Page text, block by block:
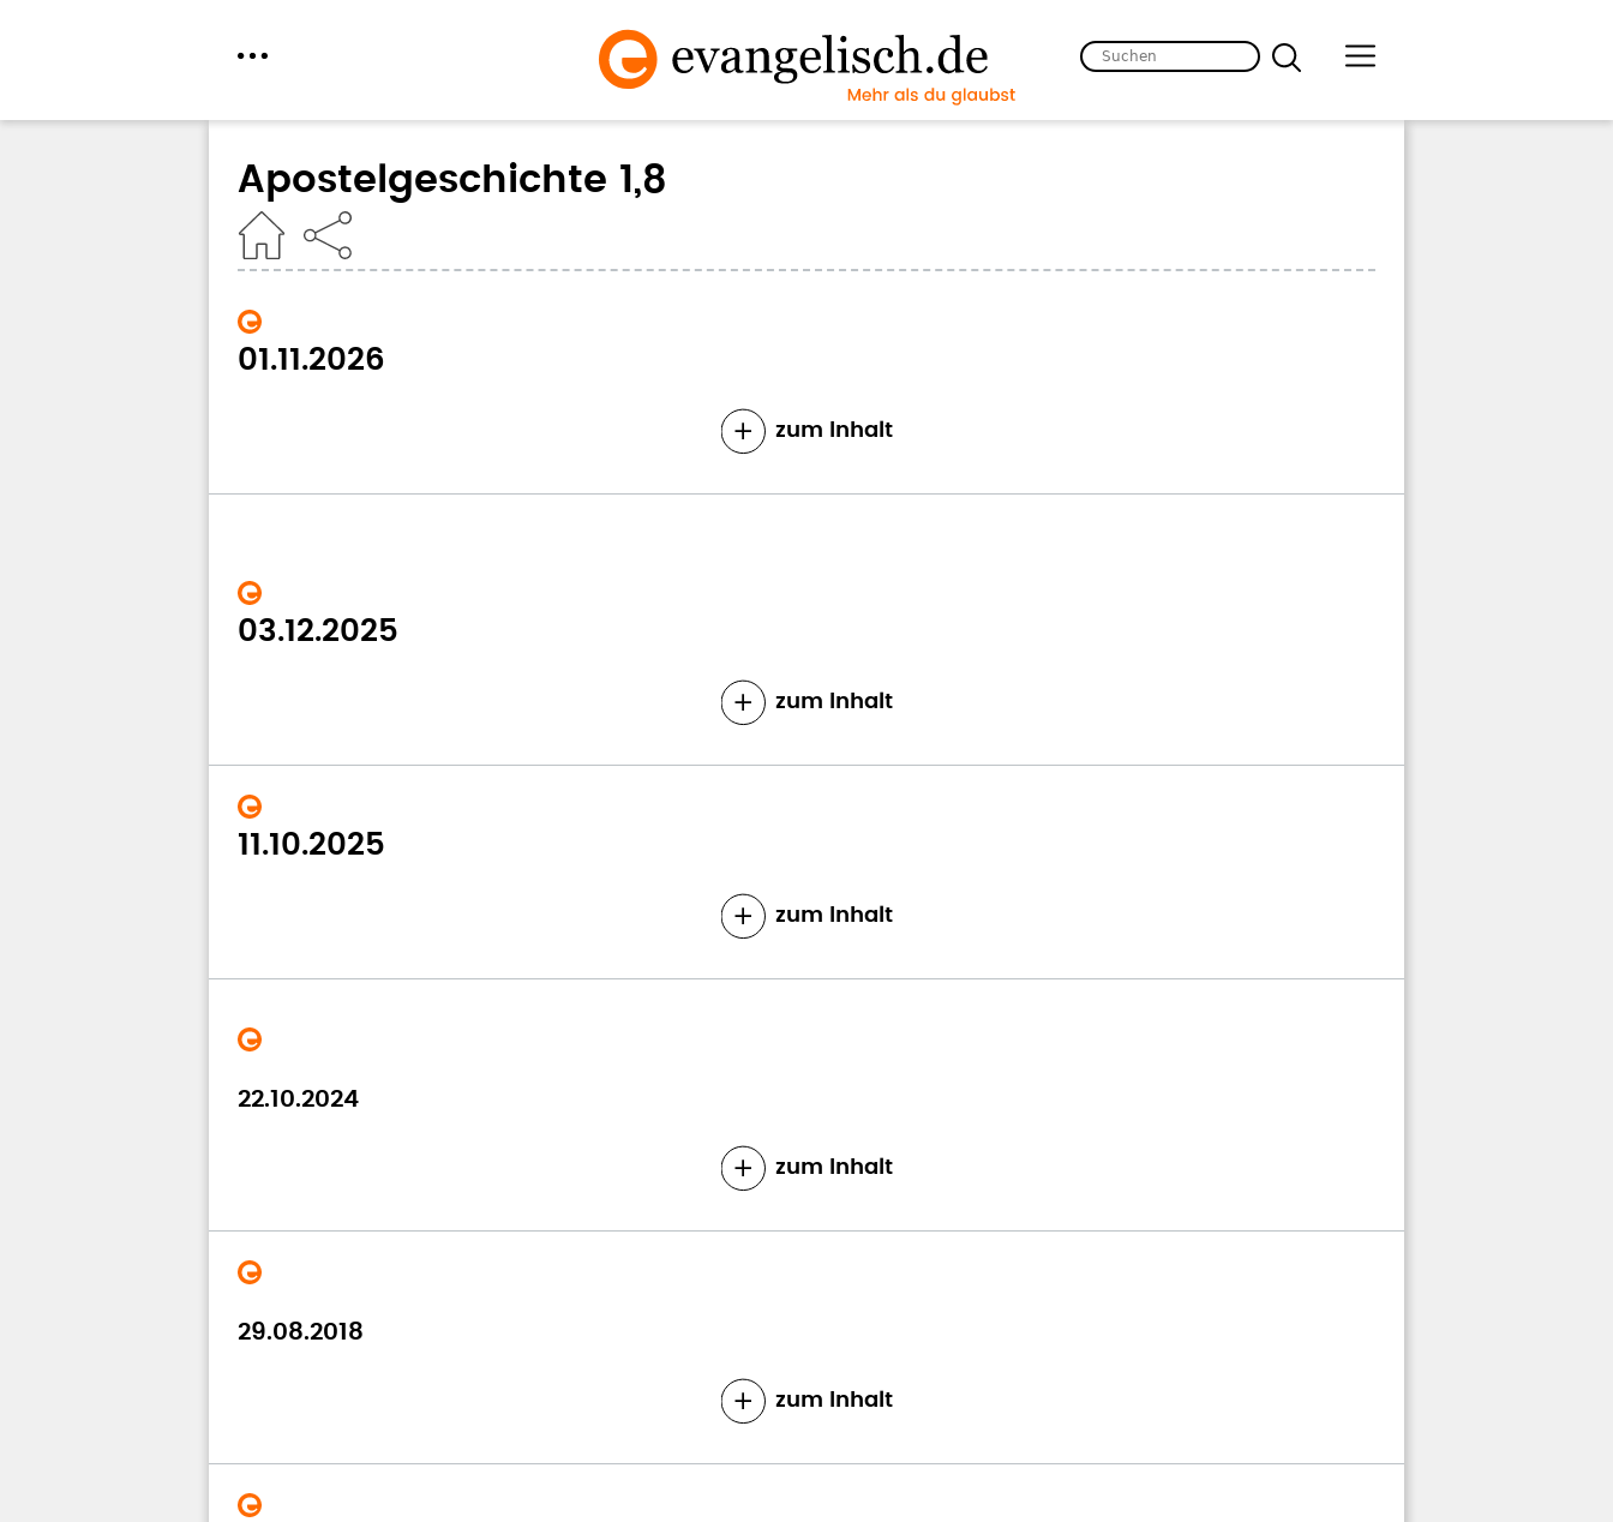
Apostelgeschichte 1,8
01.11.2026
zum Inhalt
03.12.2025
zum Inhalt
11.10.2025
zum Inhalt
22.10.2024
zum Inhalt
29.08.2018
zum Inhalt